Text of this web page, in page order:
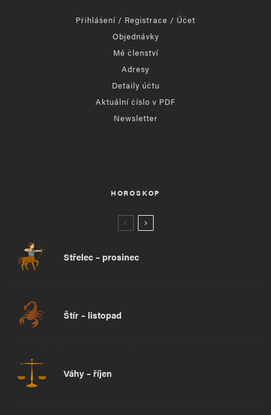
Přihlášení / Registrace / Účet
Objednávky
Mé členství
Adresy
Detaily účtu
Aktuální číslo v PDF
Newsletter
HOROSKOP
Střelec – prosinec
Štír – listopad
Váhy – říjen